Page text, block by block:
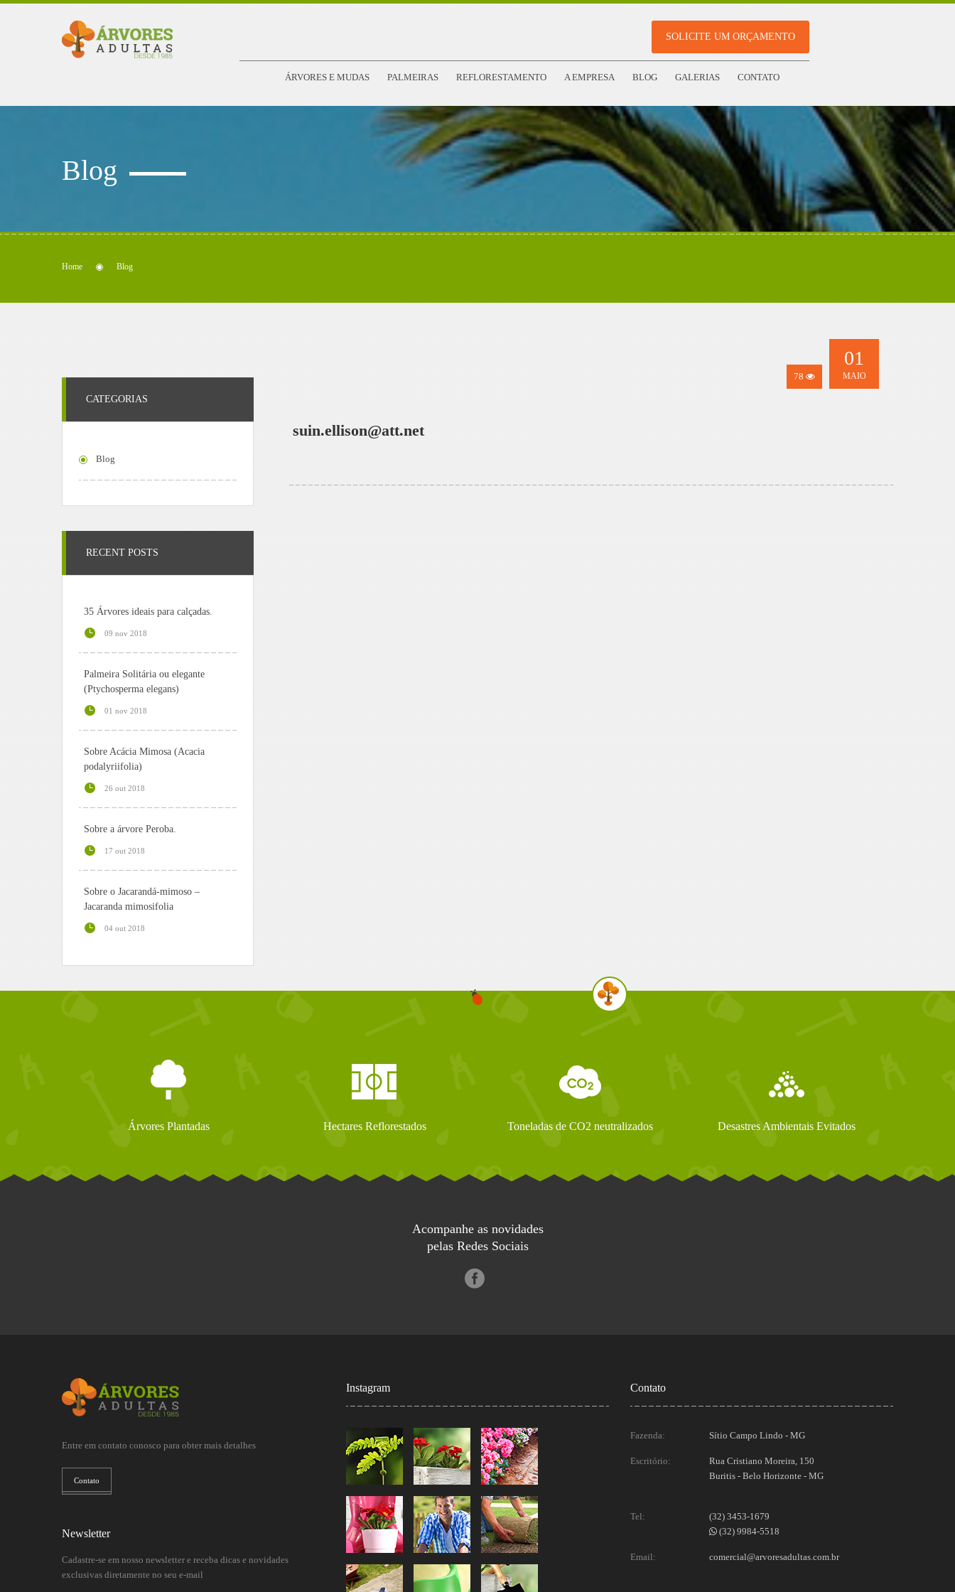
SOLICITE UM ORÇAMENTO
ÁRVORES E MUDAS PALMEIRAS REFLORESTAMENTO A EMPRESA BLOG GALERIAS CONTATO
Blog
Home Blog
78
01
MAIO
suin.ellison@att.net
CATEGORIAS
Blog
RECENT POSTS
35 Árvores ideais para calçadas.
09 nov 2018
Palmeira Solitária ou elegante
(Ptychosperma elegans)
01 nov 2018
Sobre Acácia Mimosa (Acacia
podalyriifolia)
26 out 2018
Sobre a árvore Peroba.
17 out 2018
Sobre o Jacarandá-mimoso –
Jacaranda mimosifolia
04 out 2018
Árvores Plantadas Hectares Reflorestados Toneladas de CO2 neutralizados Desastres Ambientais Evitados
Acompanhe as novidades
pelas Redes Sociais
Entre em contato conosco para obter mais detalhes
Contato
Newsletter
Cadastre-se em nosso newsletter e receba dicas e novidades
exclusivas diretamente no seu e-mail
Instagram Contato
Fazenda: Sítio Campo Lindo - MG
Escritório:
Rua Cristiano Moreira, 150
Buritis - Belo Horizonte - MG
Tel:
(32) 3453-1679
(32) 9984-5518
Email: comercial@arvoresadultas.com.br